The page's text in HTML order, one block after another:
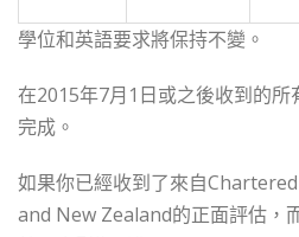
學位和英語要求將保持不變。
在2015年7月1日或之後收到的所
完成。
如果你已經收到了來自
and New Zealand的正面評估，